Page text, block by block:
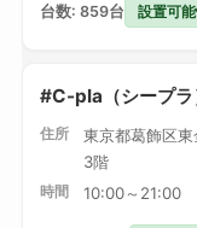
台数: 859台 設置可
#C-pla（シープラ
住所
東京都葛飾区
3階
時間 10:00～21:00